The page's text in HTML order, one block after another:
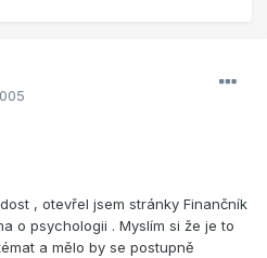
, otevřel jsem stránky Finančník
o psychologii . Myslím si že je to
a mělo by se postupně